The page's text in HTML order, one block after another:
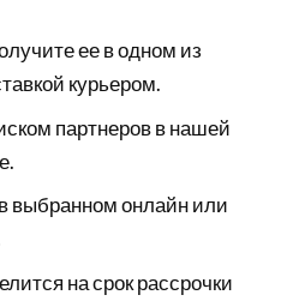
ее в одном из
курьером.
партнеров в нашей
выбранном онлайн или
на срок рассрочки